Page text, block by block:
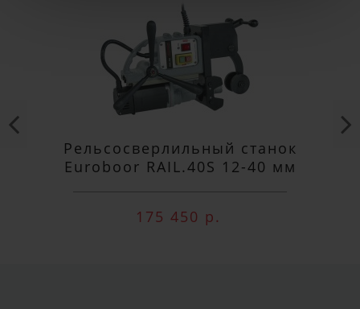
Рельсосверлильный станок
Euroboor RAIL.40S 12-40 мм
175 450 р.